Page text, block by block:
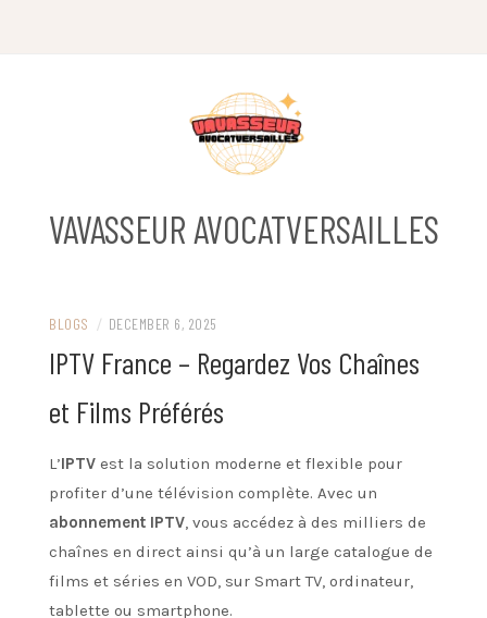
VAVASSEUR AVOCATVERSAILLES
BLOGS / DECEMBER 6, 2025
IPTV France – Regardez Vos Chaînes
et Films Préférés
L’IPTV est la solution moderne et flexible pour
profiter d’une télévision complète. Avec un
abonnement IPTV , vous accédez à des milliers de
chaînes en direct ainsi qu’à un large catalogue de
films et séries en VOD, sur Smart TV, ordinateur,
tablette ou smartphone.